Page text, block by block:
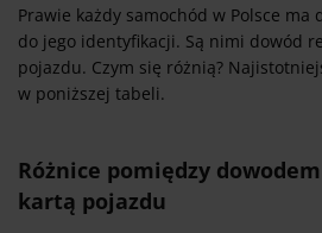
Prawie każdy samochód w Polsce ma
do jego identyfikacji. Są nimi dowód
pojazdu. Czym się różnią?
w poniższej tabeli.
Różnice pomiędzy
kartą pojazdu